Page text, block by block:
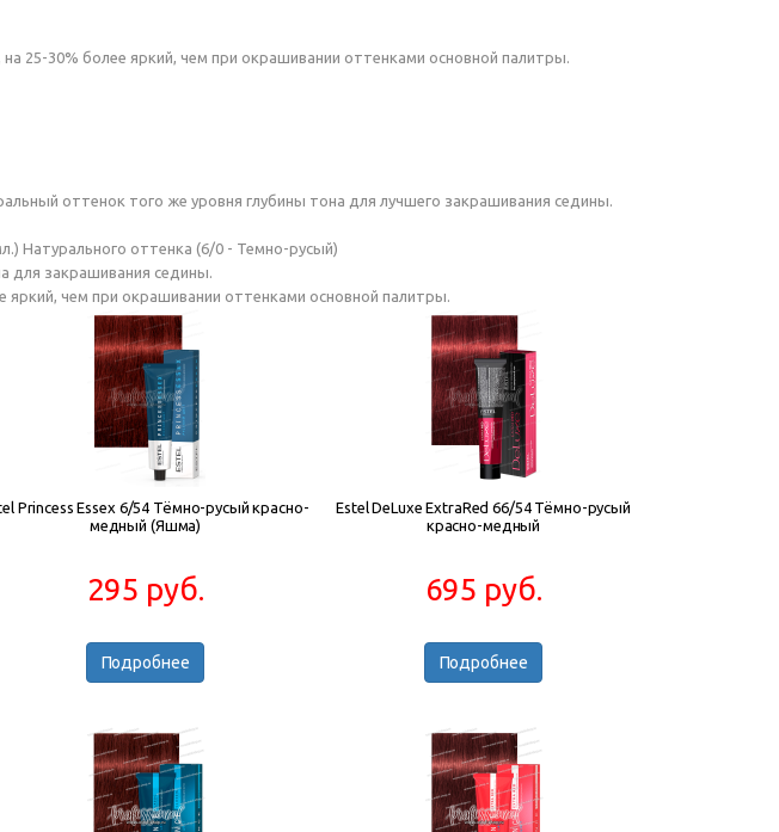
25-30% более яркий, чем при окрашивании оттенками основной палитры.
оттенок того же уровня глубины тона для лучшего закрашивания седины.
Натурального оттенка (6/0 - Темно-русый)
для закрашивания седины.
яркий, чем при окрашивании оттенками основной палитры.
Princess Essex 6/54 Тёмно-русый красно-
медный (Яшма)
295 руб.
Подробнее
Estel DeLuxe ExtraRed 66/54 Тёмно-русый
красно-медный
695 руб.
Подробнее